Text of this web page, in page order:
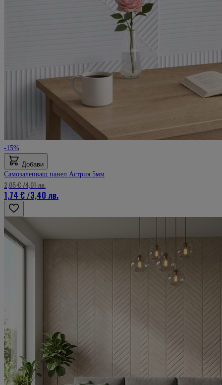
-15%
Добави
Самозалепващ панел Астрия 5мм
1,74 € /3,40 лв.
2,05 €/4,01 лв.